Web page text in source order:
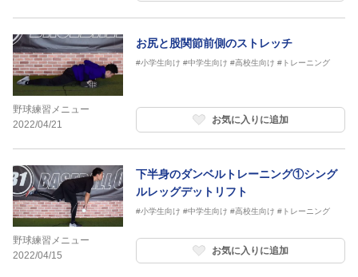
野球練習メニュー
2022/04/21
お尻と股関節前側のストレッチ
#小学生向け #中学生向け #高校生向け #トレーニング
お気に入りに追加
野球練習メニュー
2022/04/15
下半身のダンベルトレーニング①シング
ルレッグデットリフト
#小学生向け #中学生向け #高校生向け #トレーニング
お気に入りに追加